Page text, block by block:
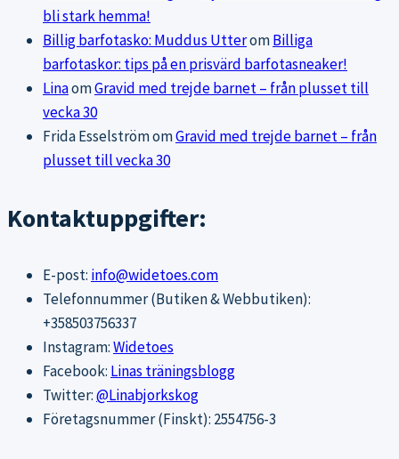
bli stark hemma!
Billig barfotasko: Muddus UtteromBilliga
barfotaskor: tips på en prisvärd barfotasneaker!
LinaomGravid med trejde barnet – från plusset till
vecka 30
Frida EsselströmomGravid med trejde barnet – från
plusset till vecka 30
Kontaktuppgifter:
E-post: info@widetoes.com
Telefonnummer (Butiken & Webbutiken):
+358503756337
Instagram:Widetoes
Facebook: Linas träningsblogg
Twitter:@Linabjorkskog
Företagsnummer (Finskt): 2554756-3